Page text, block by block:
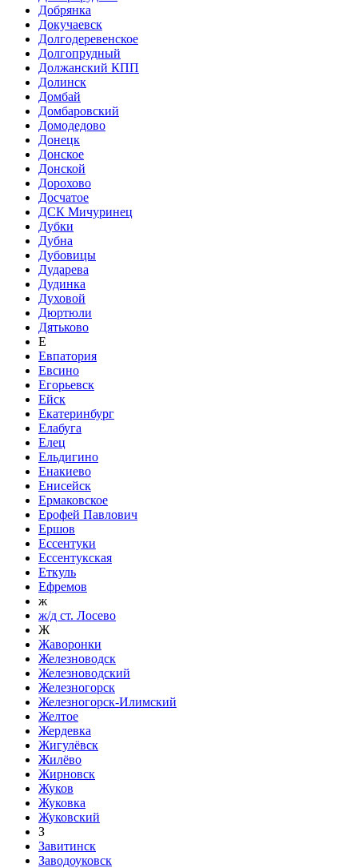
Добрянка
Докучаевск
Долгодеревенское
Долгопрудный
Должанский КПП
Долинск
Домбай
Домбаровский
Домодедово
Донецк
Донское
Донской
Дорохово
Досчатое
ДСК Мичуринец
Дубки
Дубна
Дубовицы
Дударева
Дудинка
Духовой
Дюртюли
Дятьково
Е
Евпатория
Евсино
Егорьевск
Ейск
Екатеринбург
Елабуга
Елец
Ельдигино
Енакиево
Енисейск
Ермаковское
Ерофей Павлович
Ершов
Ессентуки
Ессентукская
Еткуль
Ефремов
ж
ж/д ст. Лосево
Ж
Жаворонки
Железноводск
Железноводский
Железногорск
Железногорск-Илимский
Желтое
Жердевка
Жигулёвск
Жилёво
Жирновск
Жуков
Жуковка
Жуковский
З
Завитинск
Заводоуковск